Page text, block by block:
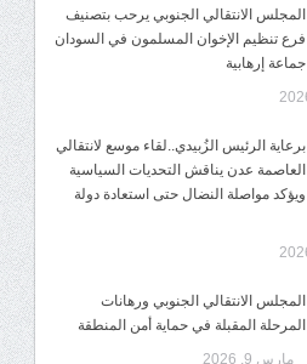
المجلس الانتقالي الجنوبي يرحب بتصنيف
فرع تنظيم الإخوان المسلمون في السودان
جماعة إرهابية
برعاية الرئيس الزُبيدي..لقاء موسع لانتقالي
العاصمة عدن يناقش التحديات السياسية
ويؤكد مواصلة النضال حتى استعادة دولة
المجلس الانتقالي الجنوبي ورهانات
المرحلة المقبلة في حماية أمن المنطقة
مارس 9, 2026